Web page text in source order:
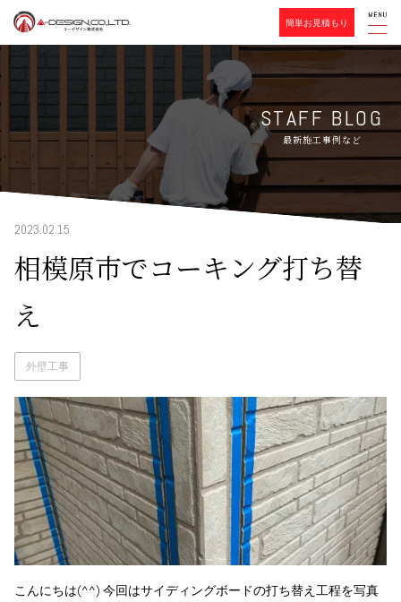
STAFF BLOG
最新施工事例など
2023.02.15
相模原市でコーキング打ち替
え
外壁工事
こんにちは(^^) 今回はサイディングボードの打ち替え工程を写真
簡単お見積もり